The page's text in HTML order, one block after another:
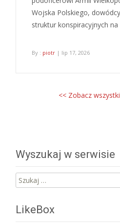
Wojska Polskiego,
struktur konspiracyjnych na
By : piotr | lip 17, 2026
<< Zobacz
Wyszukaj w serwisie
Szukaj:
LikeBox